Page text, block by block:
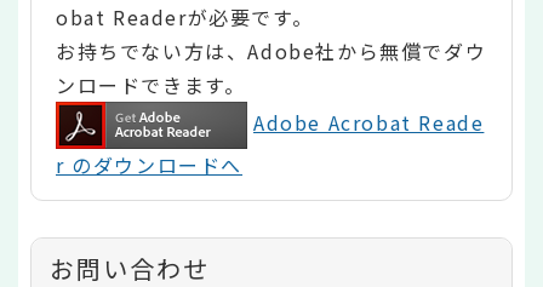
obat Readerが必要です。
お持ちでない方は、Adobe社から無償でダウ
ンロードできます。
Adobe Acrobat Reade
r のダウンロードへ
お問い合わせ